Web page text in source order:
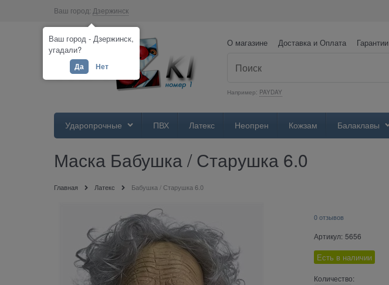
Ваш город: Дзержинск
О магазине Доставка и Оплата Гарантии
Например: PAYDAY
Ударопрочные ПВХ Латекс Неопрен Кожзам Балаклавы
Маска Бабушка / Старушка 6.0
Главная Латекс Бабушка / Старушка 6.0
0 отзывов
Артикул: 5656
Есть в наличии
Количество:
Ваш город - Дзержинск,
угадали?
Да Нет